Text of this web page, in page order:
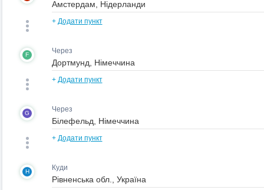
+ Додати пункт
F Через
+ Додати пункт
G Через
+ Додати пункт
H Куди